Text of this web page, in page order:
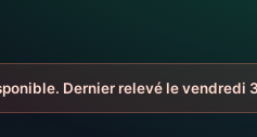
Dernier relevé le vendredi